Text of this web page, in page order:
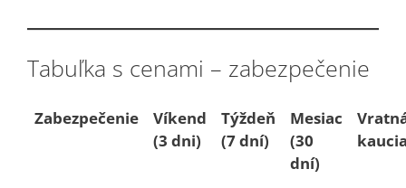
Tabuľka s cenami – zabezpečenie
Zabezpečenie
Víkend
(3 dni)
Týždeň
(7 dní)
Mesiac
(30
dní)